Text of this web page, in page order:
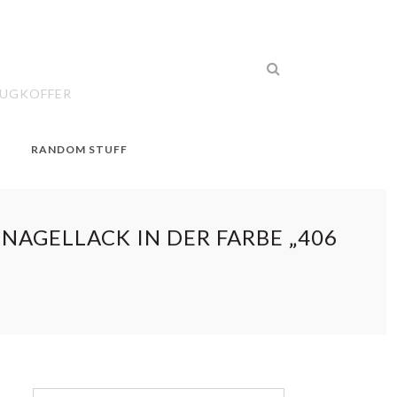
RANDOM STUFF
IN DER FARBE „406